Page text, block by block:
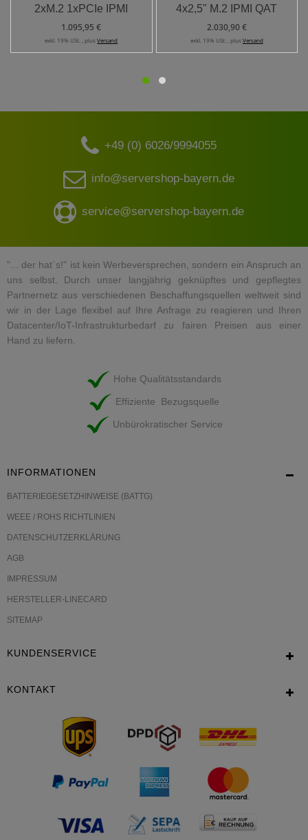
2xM.2 1xPCIe IPMI
1.095,95 €
exkl. 19% USt. , plusVersand
4x2,5" M.2 IPMI QAT
2.030,90 €
exkl. 19% USt. , plus Versand
+49 (0) 6026/9994055
info@servershop-bayern.de
service@servershop-bayern.de
"... der hat`s!" ist kein Werbeversprechen, sondern ein Anspruch an
uns selbst. Durch unser langjährig geknüpftes und gepflegtes
Partnernetz aus verschiedenen Beschaffungsquellen weltweit sind
wir in der Lage flexibel auf Ihre Anfrage zu reagieren und Ihren
Datacenter/IoT-Infrastrukturbedarf zu fairen Preisen aus einer
Hand zu liefern.
Hohe Qualitätsstandards
Effiziente Bezugsquelle
Unbürokratischer Service
INFORMATIONEN
BATTERIEGESETZHINWEISE (BATTG)
WEEE / ROHS RICHTLINIEN
DATENSCHUTZERKLÄRUNG
AGB
IMPRESSUM
HERSTELLER-LINECARD
SITEMAP
KUNDENSERVICE
KONTAKT